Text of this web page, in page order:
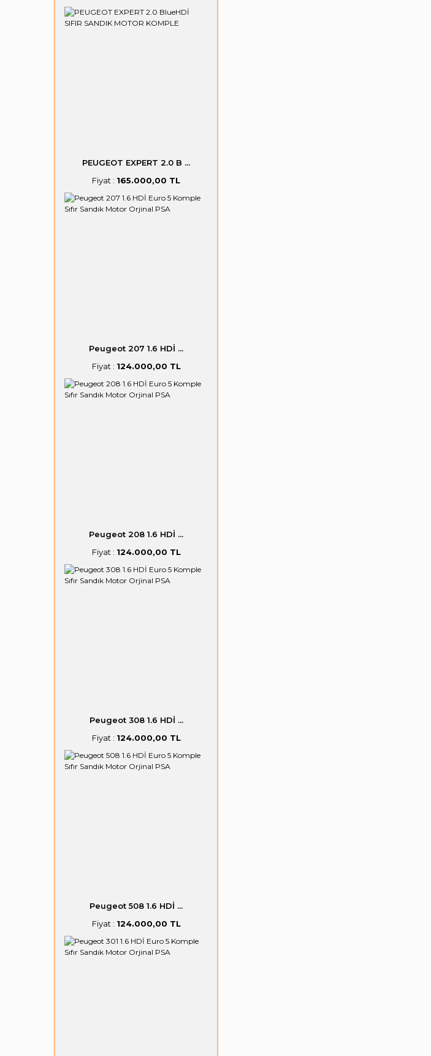
PEUGEOT EXPERT 2.0 B ...
Fiyat : 165.000,00 TL
Peugeot 207 1.6 HDİ ...
Fiyat : 124.000,00 TL
Peugeot 208 1.6 HDİ ...
Fiyat : 124.000,00 TL
Peugeot 308 1.6 HDİ ...
Fiyat : 124.000,00 TL
Peugeot 508 1.6 HDİ ...
Fiyat : 124.000,00 TL